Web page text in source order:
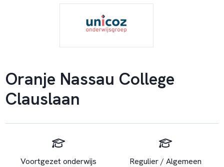
Oranje Nassau College
Clauslaan
Voortgezet onderwijs Regulier / Algemeen